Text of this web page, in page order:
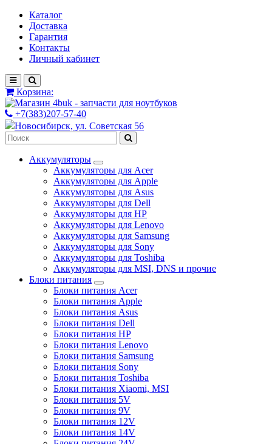
Каталог
Доставка
Гарантия
Контакты
Личный кабинет
Корзина:
+7(383)207-57-40
Новосибирск, ул. Советская 56
Аккумуляторы
Аккумуляторы для Acer
Аккумуляторы для Apple
Аккумуляторы для Asus
Аккумуляторы для Dell
Аккумуляторы для HP
Аккумуляторы для Lenovo
Аккумуляторы для Samsung
Аккумуляторы для Sony
Аккумуляторы для Toshiba
Аккумуляторы для MSI, DNS и прочие
Блоки питания
Блоки питания Acer
Блоки питания Apple
Блоки питания Asus
Блоки питания Dell
Блоки питания HP
Блоки питания Lenovo
Блоки питания Samsung
Блоки питания Sony
Блоки питания Toshiba
Блоки питания Xiaomi, MSI
Блоки питания 5V
Блоки питания 9V
Блоки питания 12V
Блоки питания 14V